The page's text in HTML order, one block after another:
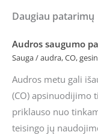
Daugiau patarimų
Audros saugumo
Sauga/audra,CO,
Audros metu gali
(CO) apsinuodijimo
priklauso nuo
teisingo jų